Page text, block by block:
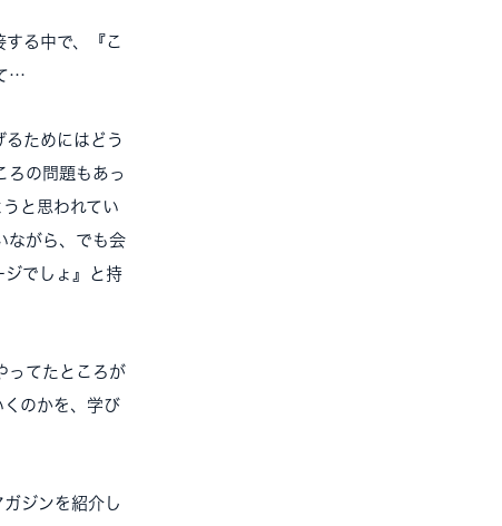
する中で、『こ
…
ためにはどう
ろの問題もあっ
と思われてい
ながら、でも会
ジでしょ』と持
ってたところが
のかを、学び
ジンを紹介し